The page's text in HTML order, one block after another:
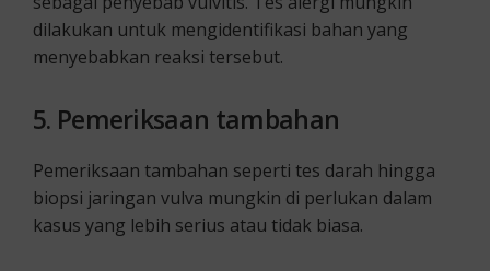
dilakukan untuk mengidentifikasi bahan yang
menyebabkan reaksi tersebut.
5. Pemeriksaan tambahan
Pemeriksaan tambahan seperti tes darah hingga
biopsi jaringan vulva mungkin di perlukan dalam
kasus yang lebih serius atau tidak biasa.